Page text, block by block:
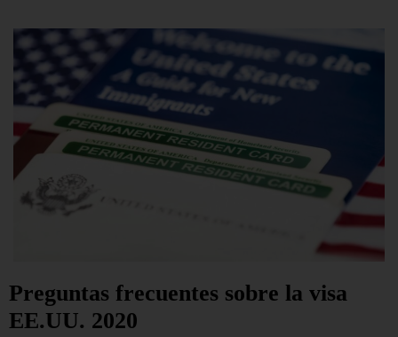
Preguntas frecuentes sobre la visa
EE.UU. 2020